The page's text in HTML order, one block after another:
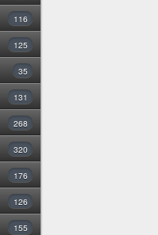
116
125
35
131
268
320
176
126
155